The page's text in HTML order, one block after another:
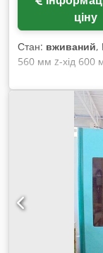
ціну
Стан: вживаний,
560 мм z-хід 600
Загальна
11 000 кг
Вертикальний
технологією і
точності, тип
Робоча зона:
осі Z 600 мм
Agforf Монтажна
навантаження на
(портальний
інструменту
Максимальний